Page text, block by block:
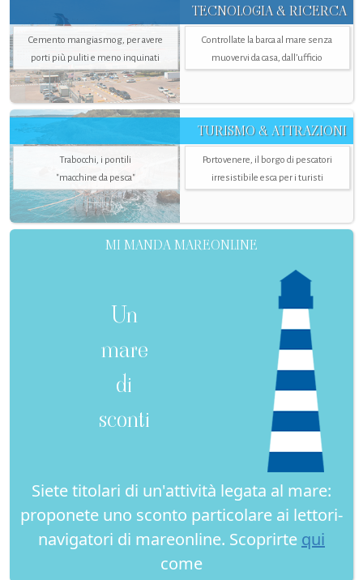
TECNOLOGIA & RICERCA
Cemento mangiasmog, per avere
porti più puliti e meno inquinati
Controllate la barca al mare senza
muovervi da casa, dall’ufficio
TURISMO & ATTRAZIONI
Trabocchi, i pontili
"macchine da pesca"
Portovenere, il borgo di pescatori
irresistibile esca per i turisti
MI MANDA MAREONLINE
Un
mare
di
sconti
Siete titolari di un'attività legata al mare:
proponete uno sconto particolare ai lettori-
navigatori di mareonline. Scoprirte qui
come